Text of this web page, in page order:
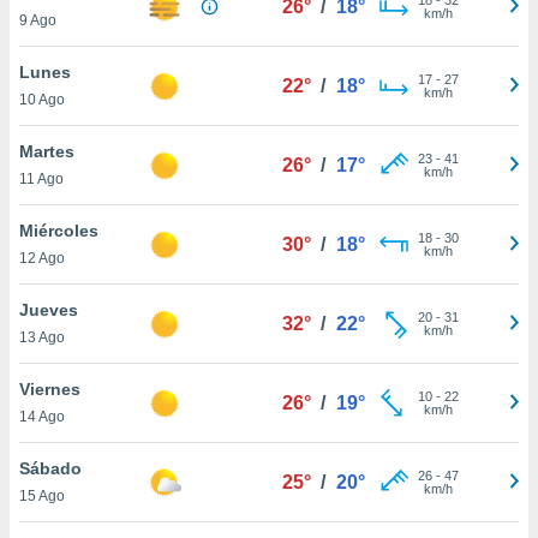
más
nuestra
y
de
disponible
cookies
aceptar
9 Ago
26° / 18°
km/h
Lunes
10 Ago
22° / 18° 17- 27
km/h
Martes
11 Ago
26° / 17° 23- 41
km/h
Miércoles
12 Ago
30° / 18° 18- 30
km/h
Jueves
13 Ago
32° / 22° 20- 31
km/h
Viernes
14 Ago
26° / 19° 10- 22
km/h
Sábado
15 Ago
25° / 20° 26- 47
km/h